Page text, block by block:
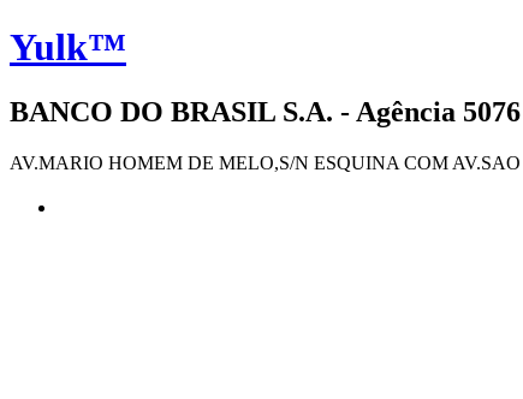
Yulk™
BANCO DO BRASIL S.A. - Agência
AV.MARIO HOMEM DE MELO,S/N ESQUINA COM